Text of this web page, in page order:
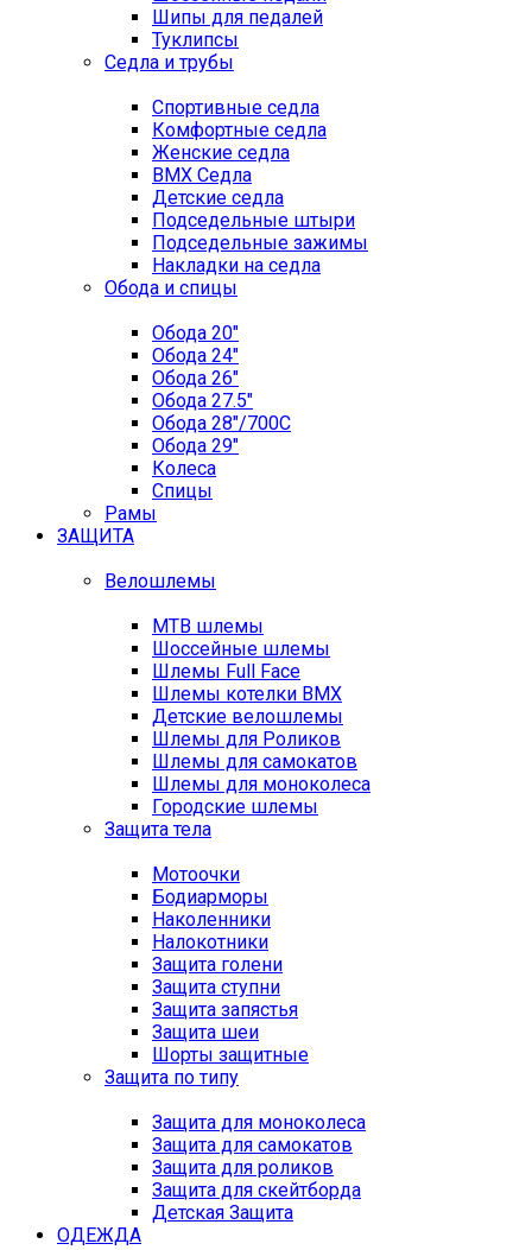
Шипы для педалей
Туклипсы
Седла и трубы
Спортивные седла
Комфортные седла
Женские седла
BMX Седла
Детские седла
Подседельные штыри
Подседельные зажимы
Накладки на седла
Обода и спицы
Обода 20"
Обода 24"
Обода 26"
Обода 27.5"
Обода 28"/700C
Обода 29"
Колеса
Спицы
Рамы
ЗАЩИТА
Велошлемы
MTB шлемы
Шоссейные шлемы
Шлемы Full Face
Шлемы котелки BMX
Детские велошлемы
Шлемы для Роликов
Шлемы для самокатов
Шлемы для моноколеса
Городские шлемы
Защита тела
Мотоочки
Бодиарморы
Наколенники
Налокотники
Защита голени
Защита ступни
Защита запястья
Защита шеи
Шорты защитные
Защита по типу
Защита для моноколеса
Защита для самокатов
Защита для роликов
Защита для скейтборда
Детская Защита
ОДЕЖДА